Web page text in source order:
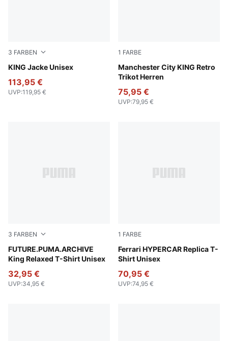
3 FARBEN
KING Jacke Unisex
Puma Black
113,95 €
UVP:119,95 €
1 FARBE
Manchester City KING Retro
Trikot Herren
Tropical Blue-Deep Navy
75,95 €
UVP:79,95 €
3 FARBEN
FUTURE.PUMA.ARCHIVE
King Relaxed T-Shirt Unisex
Deep Plum
32,95 €
UVP:34,95 €
1 FARBE
Ferrari HYPERCAR Replica T-
Shirt Unisex
PUMA Red
70,95 €
UVP:74,95 €